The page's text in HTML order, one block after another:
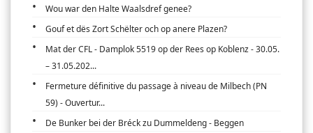
Wou war den Halte Waalsdref genee?
Gouf et dës Zort Schëlter och op anere Plazen?
Mat der CFL - Damplok 5519 op der Rees op Koblenz - 30.05.
– 31.05.202...
Fermeture définitive du passage à niveau de Milbech (PN
59) - Ouvertur...
De Bunker bei der Bréck zu Dummeldeng - Beggen